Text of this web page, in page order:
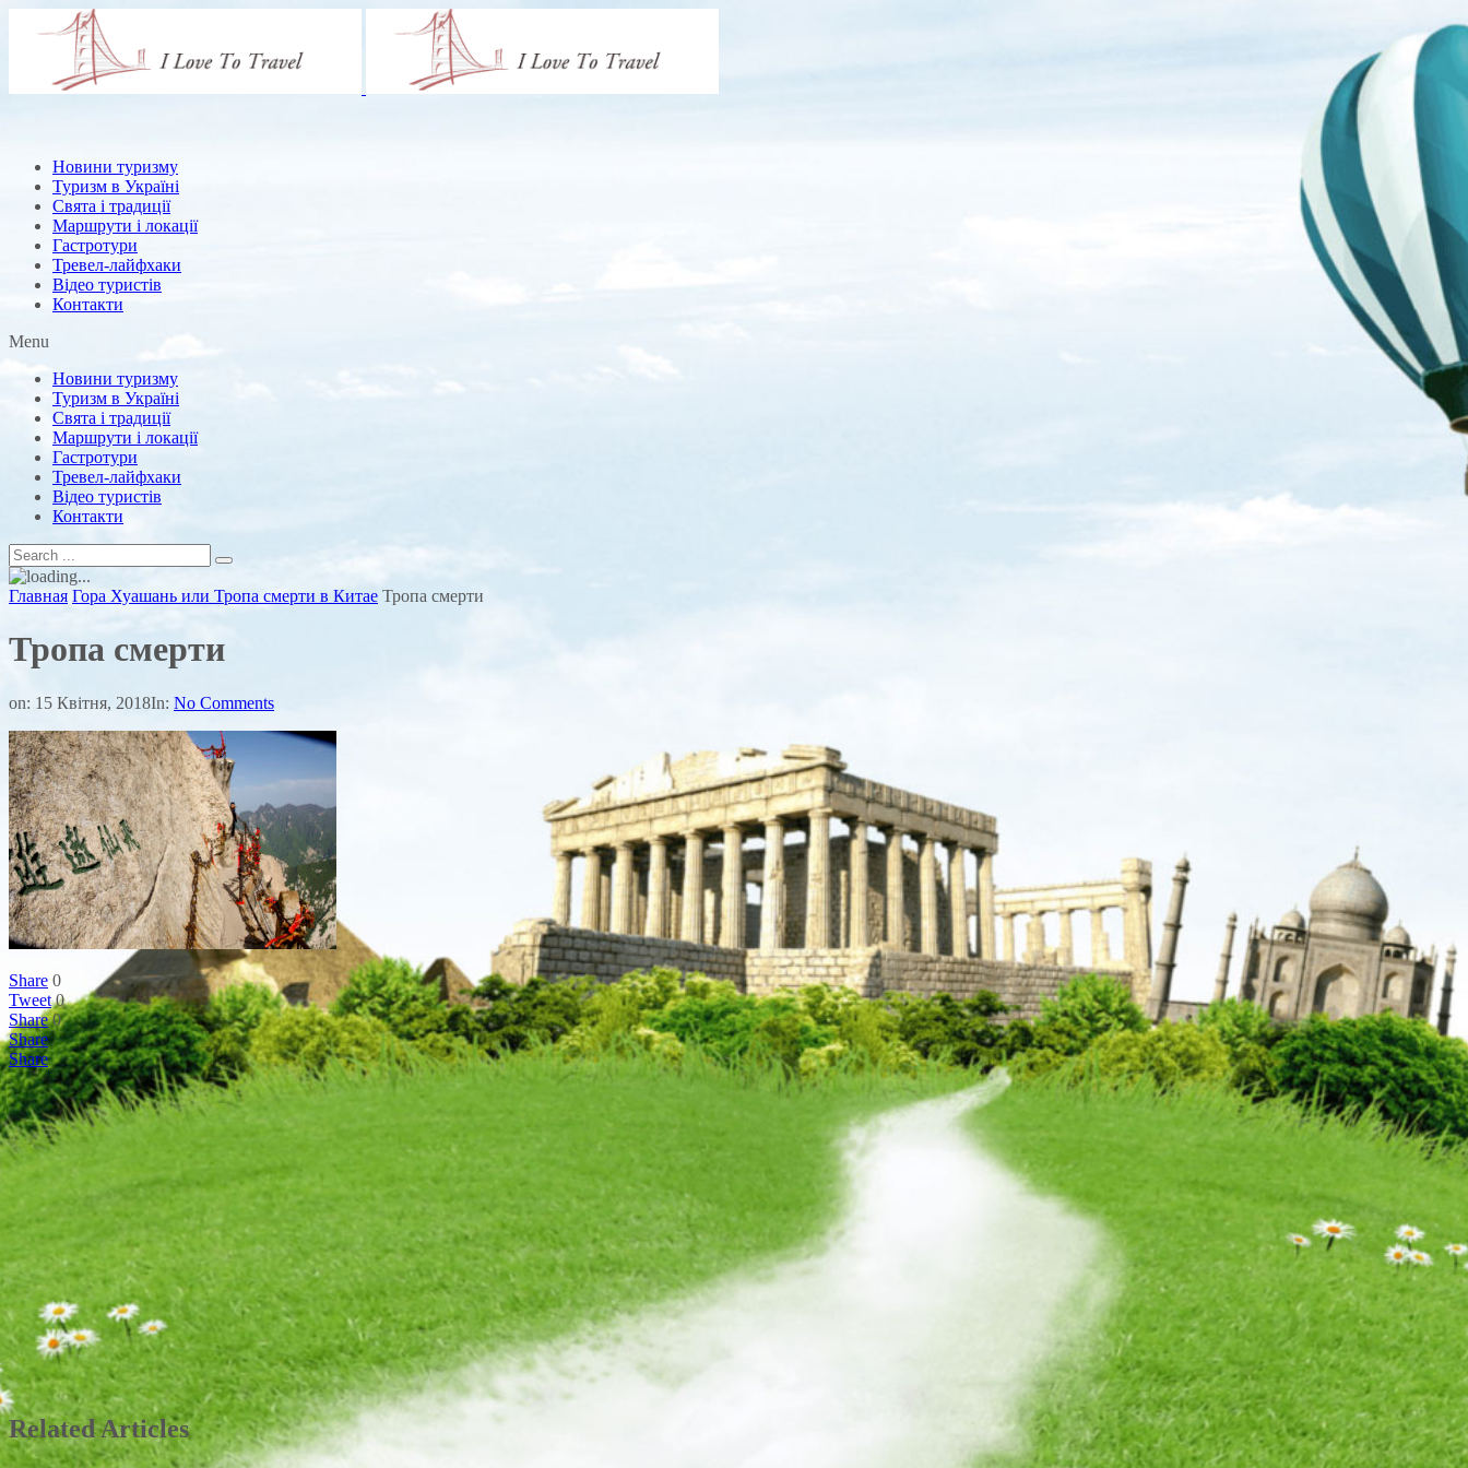
Новини туризму
Туризм в Україні
Свята і традиції
Маршрути і локації
Гастротури
Тревел-лайфхаки
Відео туристів
Контакти
Menu
Новини туризму
Туризм в Україні
Свята і традиції
Маршрути і локації
Гастротури
Тревел-лайфхаки
Відео туристів
Контакти
Главная Гора Хуашань или Тропа смерти в Китае Тропа смерти
Тропа смерти
on: 15 Квітня, 2018In: No Comments
Share 0
Tweet 0
Share 0
Share
Share
Related Articles